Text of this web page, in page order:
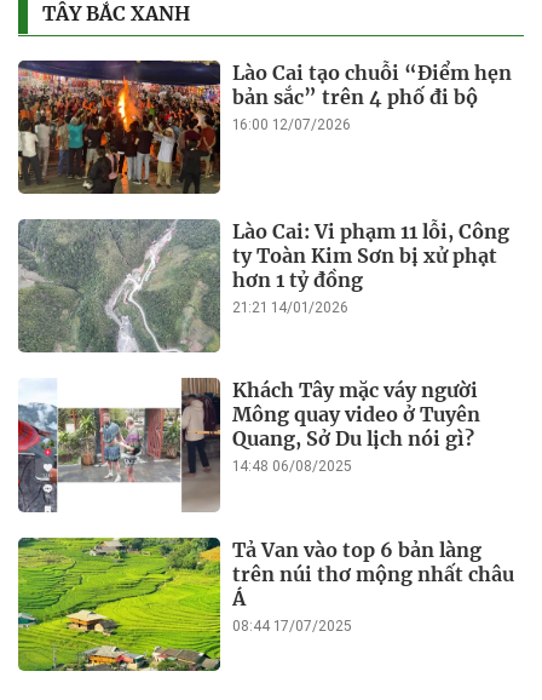
TÂY BẮC XANH
Lào Cai tạo chuỗi “Điểm hẹn
bản sắc” trên 4 phố đi bộ
16:00 12/07/2026
Lào Cai: Vi phạm 11 lỗi, Công
ty Toàn Kim Sơn bị xử phạt
hơn 1 tỷ đồng
21:21 14/01/2026
Khách Tây mặc váy người
Mông quay video ở Tuyên
Quang, Sở Du lịch nói gì?
14:48 06/08/2025
Tả Van vào top 6 bản làng
trên núi thơ mộng nhất châu
Á
08:44 17/07/2025